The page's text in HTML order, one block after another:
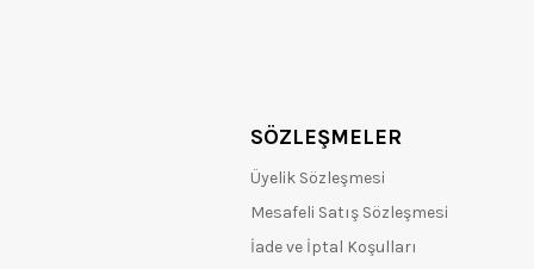
SÖZLEŞMELER
Üyelik Sözleşmesi
Mesafeli Satış Sözleşmesi
İade ve İptal Koşulları